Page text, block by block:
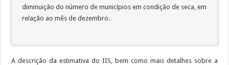
diminuição do número de municípios em condição de seca, em
relação ao mês de dezembro.
A descrição da estimativa do IIS, bem como mais detalhes sobre a